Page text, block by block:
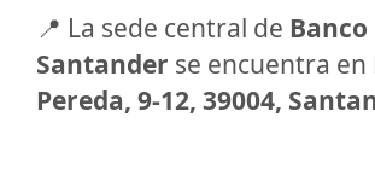
📍 La sede central de Banco
Santander se encuentra en
Pereda, 9-12, 39004,